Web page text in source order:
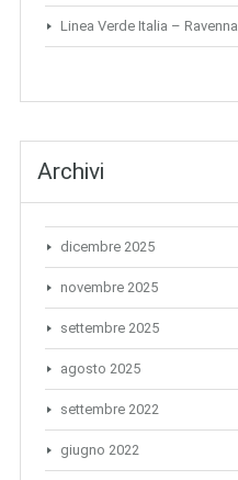
Linea Verde Italia – Ravenna
Archivi
dicembre 2025
novembre 2025
settembre 2025
agosto 2025
settembre 2022
giugno 2022